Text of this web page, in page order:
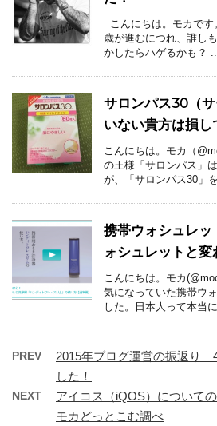
こんにちは。モカです
歳が進むにつれ、誰し
かしたらハゲるかも？
サロンパス30（
いない貴方は損し
こんにちは。モカ（
の王様「サロンパス」
が、「サロンパス30」
携帯ウォシュレッ
ォシュレットと変
こんにちは。モカ
気になっていた携帯ウ
した。日本人って本当
PREV
2015年ブログ運営の振返り
した！
NEXT
アイコス（iQOS）について
モカどっとこむ調べ